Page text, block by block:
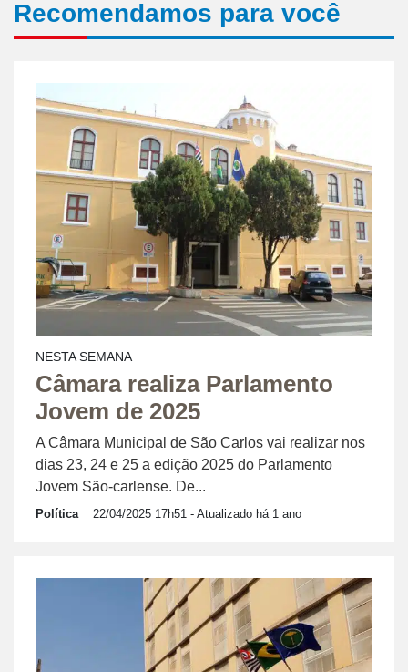
Recomendamos para você
NESTA SEMANA
Câmara realiza Parlamento
Jovem de 2025
A Câmara Municipal de São Carlos vai realizar nos
dias 23, 24 e 25 a edição 2025 do Parlamento
Jovem São-carlense. De...
Política 22/04/2025 17h51 - Atualizado há 1 ano